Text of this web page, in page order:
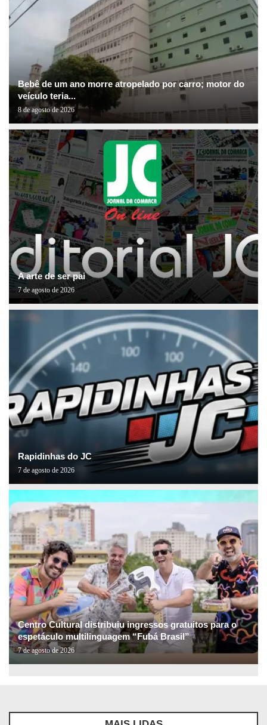
Bebê de um ano morre atropelado por carro; motor do
veículo teria...
8 de agosto de 2026
A arte de ser pai
7 de agosto de 2026
Rapidinhas do JC
7 de agosto de 2026
Centro Cultural distribuiu ingressos gratuitos para o
espetáculo multilinguagem “Fubá Brasil”
7 de agosto de 2026